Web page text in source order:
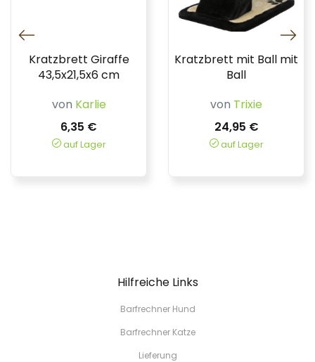
Kratzbrett Giraffe
43,5x21,5x6 cm
von Karlie
6,35 €
auf Lager
Kratzbrett mit Ball mit
Ball
von Trixie
24,95 €
auf Lager
Hilfreiche Links
Barfrechner Hund
Barfrechner Katze
Lieferung